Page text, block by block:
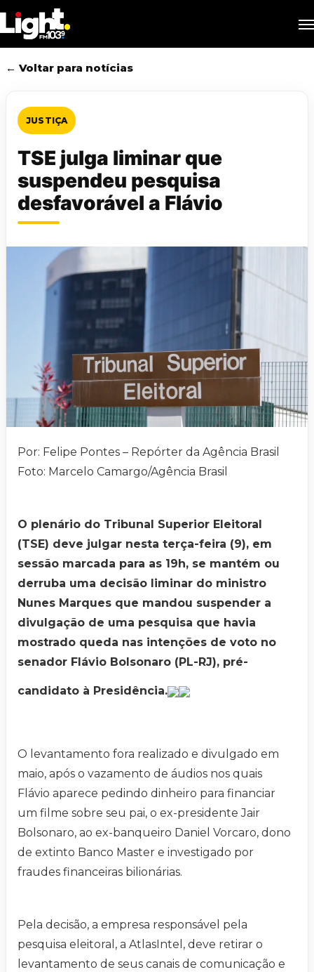
to
main
content
← Voltar para notícias
JUSTIÇA
TSE julga liminar que
suspendeu pesquisa
desfavorável a Flávio
Por: Felipe Pontes – Repórter da Agência Brasil
Foto: Marcelo Camargo/Agência Brasil
O plenário do Tribunal Superior Eleitoral
(TSE) deve julgar nesta terça-feira (9), em
sessão marcada para as 19h, se mantém ou
derruba uma decisão liminar do ministro
Nunes Marques que mandou suspender a
divulgação de uma pesquisa que havia
mostrado queda nas intenções de voto no
senador Flávio Bolsonaro (PL-RJ), pré-
candidato à Presidência.
O levantamento fora realizado e divulgado em
maio, após o vazamento de áudios nos quais
Flávio aparece pedindo dinheiro para financiar
um filme sobre seu pai, o ex-presidente Jair
Bolsonaro, ao ex-banqueiro Daniel Vorcaro, dono
de extinto Banco Master e investigado por
fraudes financeiras bilionárias.
Pela decisão, a empresa responsável pela
pesquisa eleitoral, a AtlasIntel, deve retirar o
levantamento de seus canais de comunicação e